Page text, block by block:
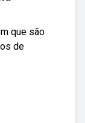
que são
de